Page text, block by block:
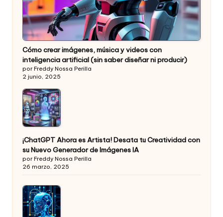
Cómo crear imágenes, música y videos con
inteligencia artificial (sin saber diseñar ni producir)
por Freddy Nossa Perilla
2 junio, 2025
¡ChatGPT Ahora es Artista! Desata tu Creatividad con
su Nuevo Generador de Imágenes IA
por Freddy Nossa Perilla
26 marzo, 2025